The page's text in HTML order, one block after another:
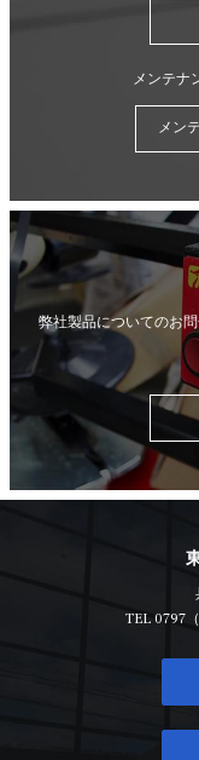
メンテナ
メン
弊社製品についてのお
TEL 0797